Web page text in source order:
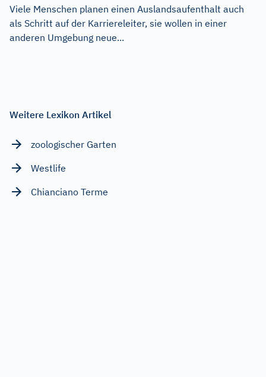
Viele Menschen planen einen Auslandsaufenthalt auch
als Schritt auf der Karriereleiter, sie wollen in einer
anderen Umgebung neue...
Weitere Lexikon Artikel
zoologischer Garten
Westlife
Chianciano Terme